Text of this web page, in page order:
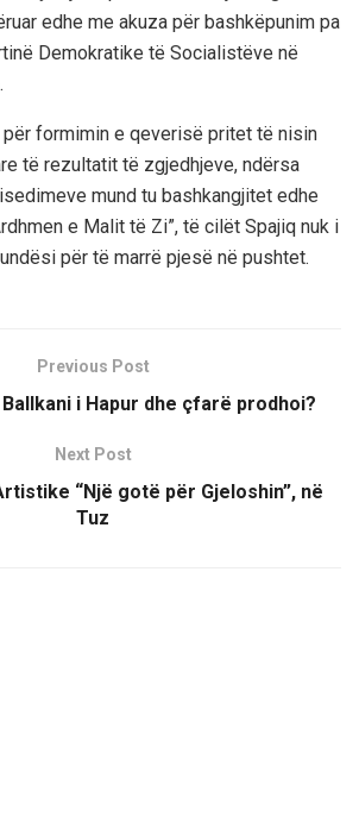
edhe me akuza për bashkëpunim pa
Demokratike të Socialistëve në
formimin e qeverisë pritet të nisin
të rezultatit të zgjedhjeve, ndërsa
mund tu bashkangjitet edhe
e Malit të Zi”, të cilët Spajiq nuk i
për të marrë pjesë në pushtet.
Previous Post
i Hapur dhe çfarë prodhoi?
Next Post
“Një gotë për Gjeloshin”, në
Tuz